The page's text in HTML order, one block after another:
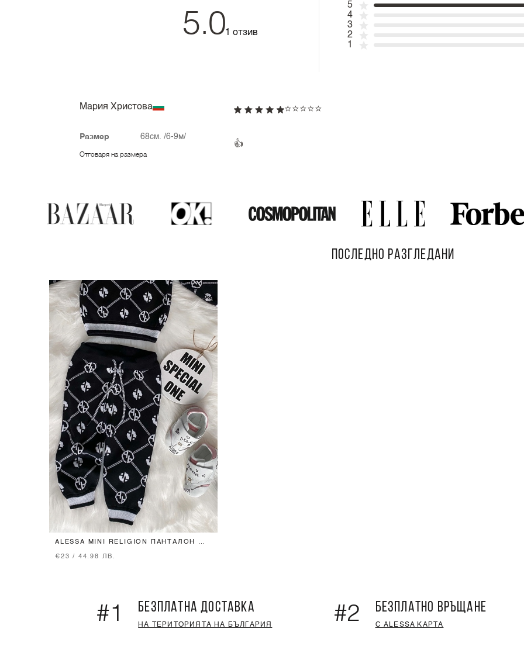
5.01 отзив
5
4
3
2
1
Мария Христова
Размер 68см. /6-9м/
Отговаря на размера
⭐️⭐️⭐️⭐️⭐️
👍
ПОСЛЕДНО РАЗГЛЕДАНИ
ALESSA MINI RELIGION ПАНТАЛОН ОТ
€23 / 44.98 ЛВ.
#1 БЕЗПЛАТНА ДОСТАВКА
НА ТЕРИТОРИЯТА НА БЪЛГАРИЯ #2 БЕЗПЛАТНО ВРЪЩАНЕ
С ALESSA КАРТА